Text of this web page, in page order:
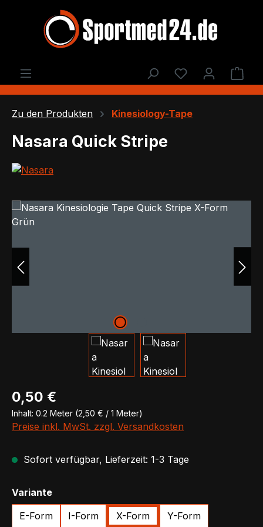
Zum Hauptinhalt springen
Du hast 0
Zu den Produkten Kinesiology-Tape
Nasara Quick Stripe
Bildergalerie überspringen
Regulärer Preis:
0,50 €
Inhalt: 0.2 Meter (2,50 € / 1 Meter)
Preise inkl. MwSt. zzgl. Versandkosten
Sofort verfügbar, Lieferzeit: 1-3 Tage
Varianteauswählen
E-Form I-Form X-Form Y-Form